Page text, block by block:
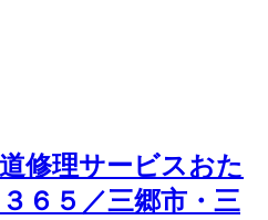
修理サービスおた
６５／三郷市・三